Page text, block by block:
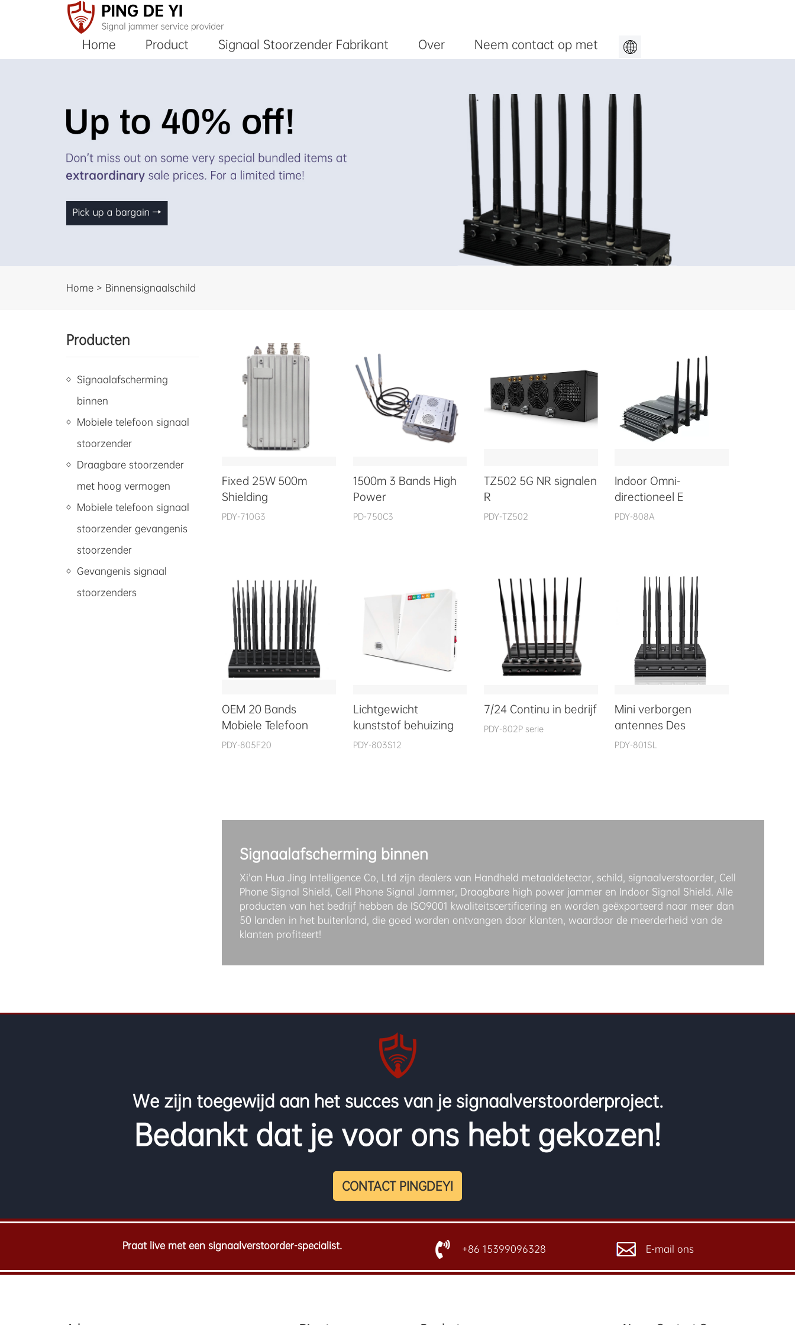
Home Product Signaal Stoorzender Fabrikant Over Neem contact op met
Home > Binnensignaalschild
Producten
Signaalafscherming
binnen
Mobiele telefoon signaal
stoorzender
Draagbare stoorzender
met hoog vermogen
Mobiele telefoon signaal
stoorzender gevangenis
stoorzender
Gevangenis signaal
stoorzenders
Fixed 25W 500m
Shielding
PDY-710G3
1500m 3 Bands High
Power
PD-750C3
TZ502 5G NR signalen
R
PDY-TZ502
Indoor Omni-
directioneel E
PDY-808A
OEM 20 Bands
Mobiele Telefoon
PDY-805F20
Lichtgewicht
kunststof behuizing
PDY-803S12
7/24 Continu in bedrijf
PDY-802P serie
Mini verborgen
antennes Des
PDY-801SL
Signaalafscherming binnen
Xi'an Hua Jing Intelligence Co, Ltd zijn dealers van Handheld metaaldetector, schild, signaalverstoorder, Cell
Phone Signal Shield, Cell Phone Signal Jammer, Draagbare high power jammer en Indoor Signal Shield. Alle
producten van het bedrijf hebben de ISO9001 kwaliteitscertificering en worden geëxporteerd naar meer dan
50 landen in het buitenland, die goed worden ontvangen door klanten, waardoor de meerderheid van de
klanten profiteert!
We zijn toegewijd aan het succes van je signaalverstoorderproject.
Bedankt dat je voor ons hebt gekozen!
CONTACT PINGDEYI
Praat live met een signaalverstoorder-specialist. +86 15399096328 E-mail ons